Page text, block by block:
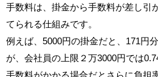
手数料は、掛金から手数料が差し引
てられる仕組みです。
例えば、5000円の掛金だと、171円
が、会社員の上限２万3000円では